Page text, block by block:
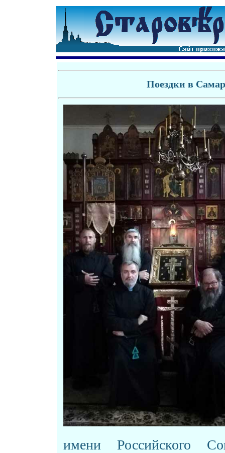
Поездки в
имени Российского